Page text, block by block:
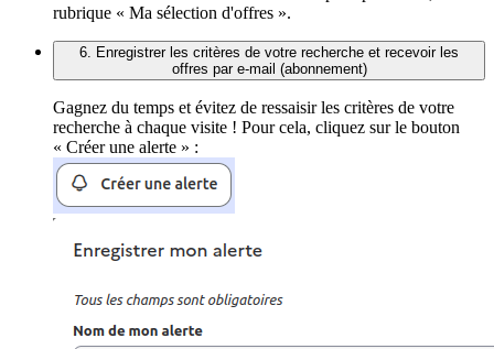
rubrique « Ma sélection d'offres ».
6. Enregistrer les critères de votre recherche et recevoir les
offres par e-mail (abonnement)
Gagnez du temps et évitez de ressaisir les critères de votre
recherche à chaque visite ! Pour cela, cliquez sur le bouton
« Créer une alerte » :